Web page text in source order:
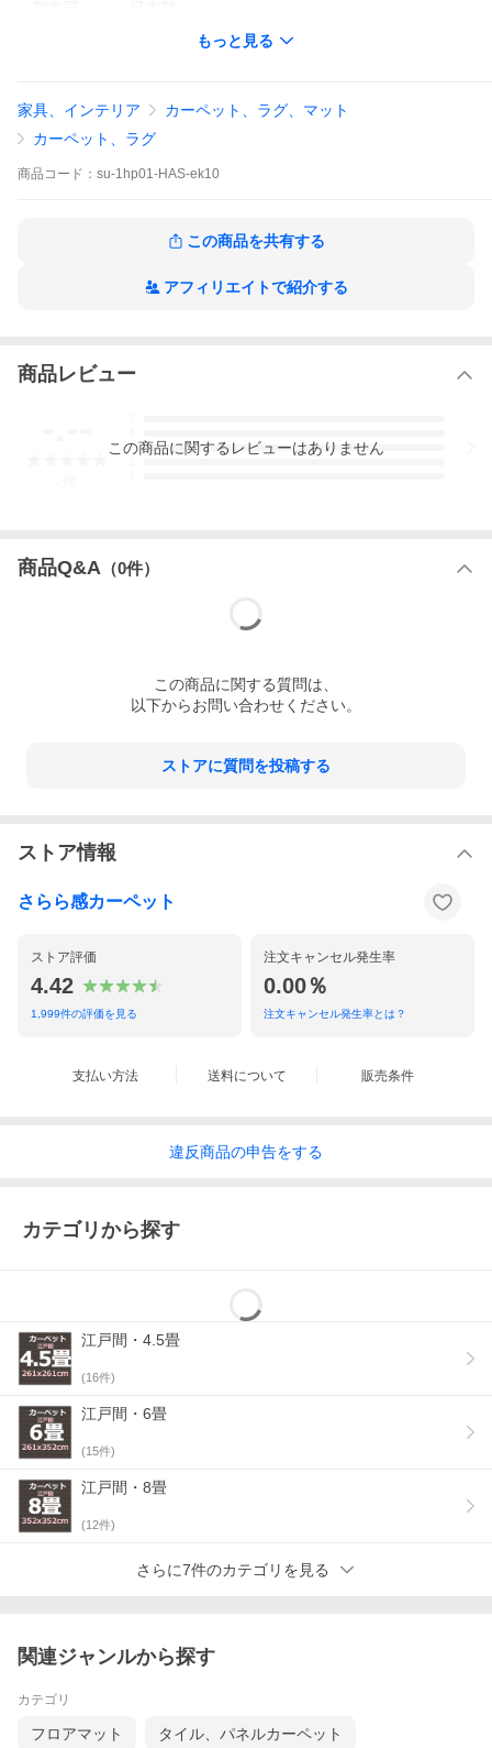
もっと見る
家具、インテリア
カーペット、ラグ、マット
カーペット、ラグ
商品 コード： su-1hp01-HAS-ek10
この商品を共有する
アフィリエイトで紹介する
商品レビュー
3
この商品に関するレビューはありません
商品Q&A （0件）
この商品に関する質問は、
以下からお問い合わせください。
ストアに質問を投稿する
ストア情報
さらら感カーペット
ストア評価
4.42
1,999件の評価を見る
注文キャンセル発生率
0.00％
注文キャンセル発生率とは？
支払い方法 送料について 販売条件
違反商品の申告をする
カテゴリから探す
江戸間・4.5畳
(16件)
江戸間・6畳
(15件)
江戸間・8畳
(12件)
さらに7件のカテゴリを見る
関連ジャンルから探す
カテゴリ
フロアマット タイル、パネルカーペット